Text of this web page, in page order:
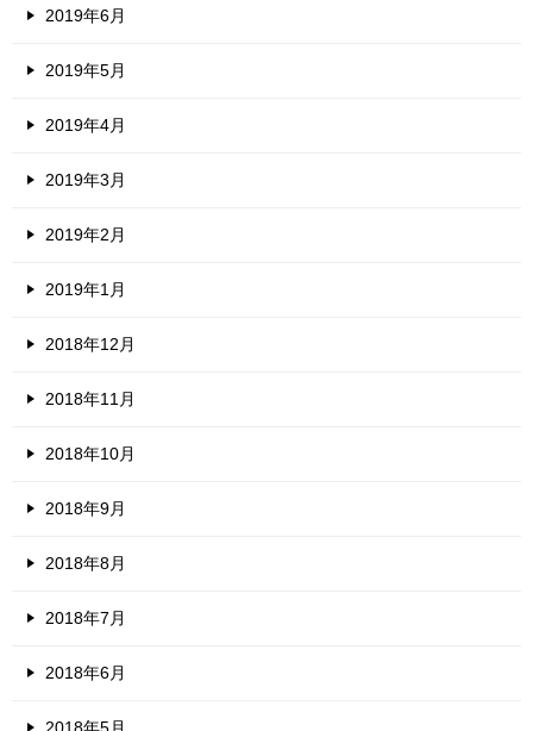
2019年6月
2019年5月
2019年4月
2019年3月
2019年2月
2019年1月
2018年12月
2018年11月
2018年10月
2018年9月
2018年8月
2018年7月
2018年6月
2018年5月